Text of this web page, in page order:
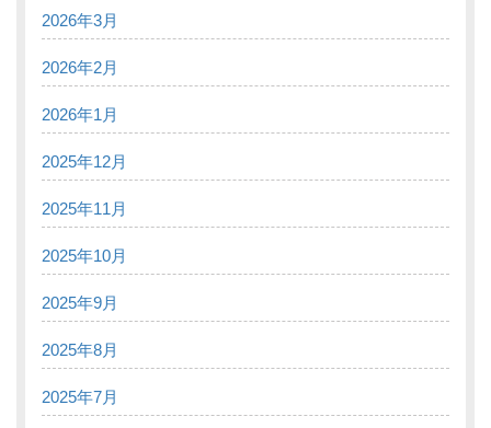
2026年3月
2026年2月
2026年1月
2025年12月
2025年11月
2025年10月
2025年9月
2025年8月
2025年7月